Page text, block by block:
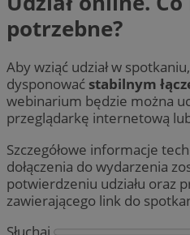
potrzebne?
Aby wziąć udział w
dysponować stabilnym
webinarium będzie można
przeglądarkę internetową
Szczegółowe informacje
dołączenia do wydarzenia
potwierdzeniu udziału oraz
zawierającego link do
Słuchaj